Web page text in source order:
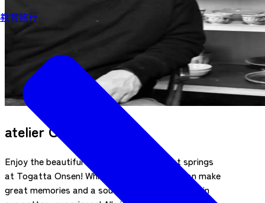
教育旅行
atelier GENYO
Enjoy the beautiful nature and relaxing hot springs
at Togatta Onsen! While you are here, you can make
great memories and a souvenir by participating in